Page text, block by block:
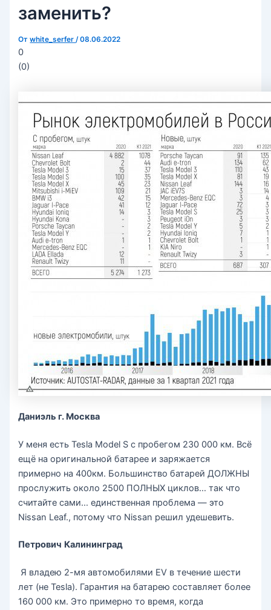
заменить?
Отwhite_serfer/08.06.2022
0
(0)
Даниэль г. Москва
У меня есть Tesla Model S с пробегом 230 000 км. Всё
ещё на оригинальной батарее и заряжается
примерно на 400км. Большинство батарей ДОЛЖНЫ
прослужить около 2500 ПОЛНЫХ циклов… так что
считайте сами… единственная проблема — это
Nissan Leaf., потому что Nissan решил удешевить.
Петрович Калининград
Я владею 2-мя автомобилями EV в течение шести
лет (не Tesla). Гарантия на батарею составляет более
160 000 км. Это примерно то время, когда